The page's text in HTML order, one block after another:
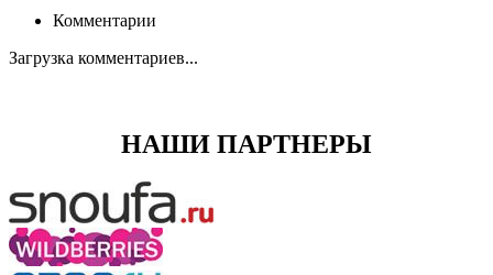
Комментарии
Загрузка комментариев...
НАШИ ПАРТНЕРЫ